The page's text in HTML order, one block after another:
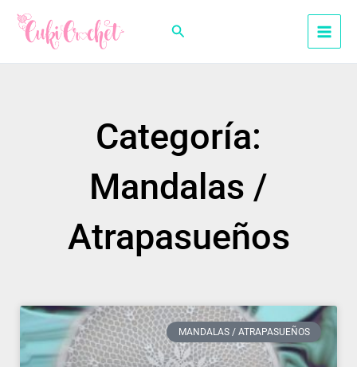
contenido
Buscar
Categoría:
Mandalas /
Atrapasueños
MANDALAS / ATRAPASUEÑOS